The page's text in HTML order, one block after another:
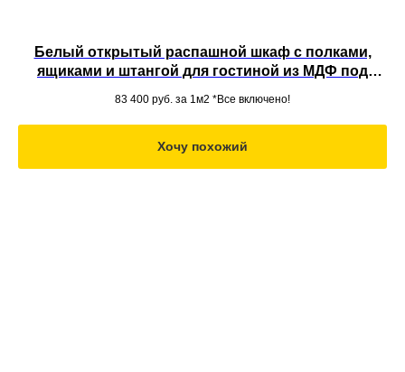
Белый открытый распашной шкаф с полками,
ящиками и штангой для гостиной из МДФ под
83 400 руб. за 1м2 *Все включено!
Хочу похожий